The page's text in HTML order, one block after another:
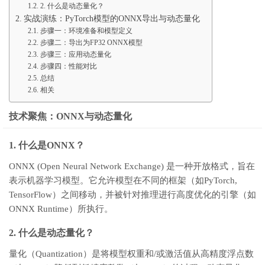
2. 什么是动态量化？
实战演练：PyTorch模型的ONNX导出与动态量化
步骤一：环境准备和模型定义
步骤二：导出为FP32 ONNX模型
步骤三：应用动态量化
步骤四：性能对比
总结
相关
技术聚焦：ONNX与动态量化
1. 什么是ONNX？
ONNX (Open Neural Network Exchange) 是一种开放格式，旨在
表示机器学习模型。它允许模型在不同的框架（如PyTorch,
TensorFlow）之间移动，并被针对推理进行高度优化的引擎（如
ONNX Runtime）所执行。
2. 什么是动态量化？
量化（Quantization）是将模型权重和/或激活值从高精度浮点数